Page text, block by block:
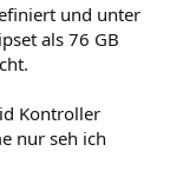
und unter
als 76 GB
Kontroller
nur seh ich